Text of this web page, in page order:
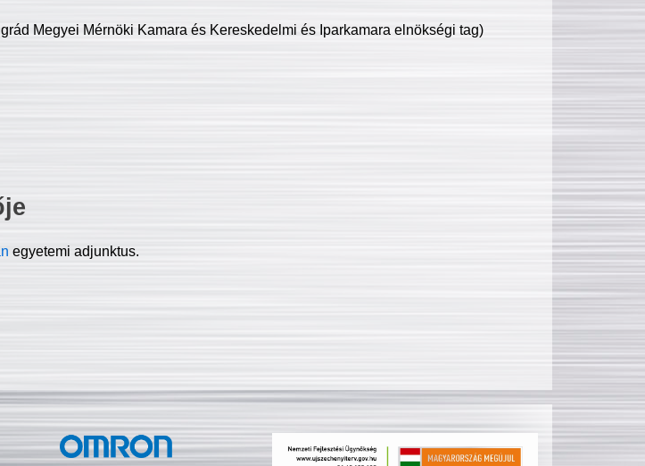
Megyei Mérnöki Kamara és Kereskedelmi és Iparkamara elnökségi tag)
egyetemi adjunktus.